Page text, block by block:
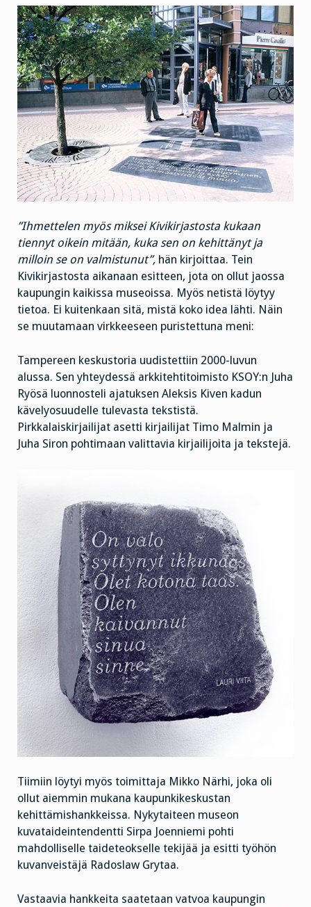
”Ihmettelen myös miksei Kivikirjastosta kukaan
tiennyt oikein mitään, kuka sen on kehittänyt ja
milloin se on valmistunut”, hän kirjoittaa. Tein
Kivikirjastosta aikanaan esitteen, jota on ollut jaossa
kaupungin kaikissa museoissa. Myös netistä löytyy
tietoa. Ei kuitenkaan sitä, mistä koko idea lähti. Näin
se muutamaan virkkeeseen puristettuna meni:
Tampereen keskustoria uudistettiin 2000-luvun
alussa. Sen yhteydessä arkkitehtitoimisto KSOY:n Juha
Ryösä luonnosteli ajatuksen Aleksis Kiven kadun
kävelyosuudelle tulevasta tekstistä.
Pirkkalaiskirjailijat asetti kirjailijat Timo Malmin ja
Juha Siron pohtimaan valittavia kirjailijoita ja tekstejä.
Tiimiin löytyi myös toimittaja Mikko Närhi, joka oli
ollut aiemmin mukana kaupunkikeskustan
kehittämishankkeissa. Nykytaiteen museon
kuvataideintendentti Sirpa Joenniemi pohti
mahdolliselle taideteokselle tekijää ja esitti työhön
kuvanveistäjä Radoslaw Grytaa.
Vastaavia hankkeita saatetaan vatvoa kaupungin